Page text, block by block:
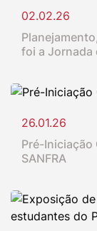
02.02.26
foi a Jornada
26.01.26
Pré-
SANFRA